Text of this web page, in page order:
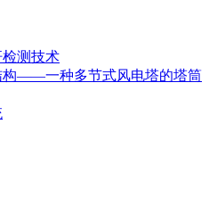
测技术
构——一种多节式风电塔的塔筒